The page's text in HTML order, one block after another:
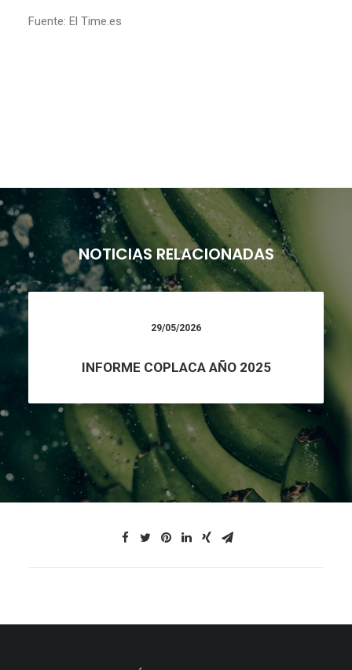
Fuente: El Time.es
NOTICIAS RELACIONADAS
29/05/2026
INFORME COPLACA AÑO 2025